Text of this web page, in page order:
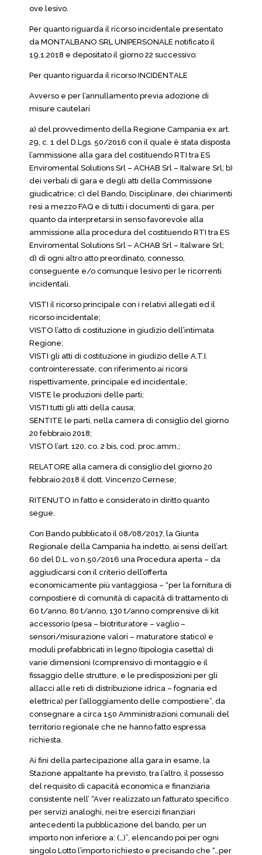
ove lesivo.
Per quanto riguarda il ricorso incidentale presentato
da MONTALBANO SRL UNIPERSONALE notificato il
19.1.2018 e depositato il giorno 22 successivo:
Per quanto riguarda il ricorso INCIDENTALE
Avverso e per l’annullamento previa adozione di
misure cautelari
a) del provvedimento della Regione Campania ex art.
29, c. 1 del D.Lgs. 50/2016 con il quale è stata disposta
l’ammissione alla gara del costituendo RTI tra ES
Enviromental Solutions Srl – ACHAB Srl – Italware Srl; b)
dei verbali di gara e degli atti della Commissione
giudicatrice; c) del Bando, Disciplinare, dei chiarimenti
resi a mezzo FAQ e di tutti i documenti di gara, per
quanto da interpretarsi in senso favorevole alla
ammissione alla procedura del costituendo RTI tra ES
Enviromental Solutions Srl – ACHAB Srl – Italware Srl;
d) di ogni altro atto preordinato, connesso,
conseguente e/o comunque lesivo per le ricorrenti
incidentali.
VISTI il ricorso principale con i relativi allegati ed il
ricorso incidentale;
VISTO l’atto di costituzione in giudizio dell’intimata
Regione;
VISTI gli atti di costituzione in giudizio delle A.T.I.
controinteressate, con riferimento ai ricorsi
rispettivamente, principale ed incidentale;
VISTE le produzioni delle parti;
VISTI tutti gli atti della causa;
SENTITE le parti, nella camera di consiglio del giorno
20 febbraio 2018;
VISTO l’art. 120, co. 2 bis, cod. proc.amm.;
RELATORE alla camera di consiglio del giorno 20
febbraio 2018 il dott. Vincenzo Cernese;
RITENUTO in fatto e considerato in diritto quanto
segue.
Con Bando pubblicato il 08/08/2017, la Giunta
Regionale della Campania ha indetto, ai sensi dell’art.
60 del D.L. vo n.50/2016 una Procedura aperta – da
aggiudicarsi con il criterio dell’offerta
economicamente più vantaggiosa – “per la fornitura di
compostiere di comunità di capacità di trattamento di
60 t/anno, 80 t/anno, 130 t/anno comprensive di kit
accessorio (pesa – biotrituratore – vaglio –
sensori/misurazione valori – maturatore statico) e
moduli prefabbricati in legno (tipologia casetta) di
varie dimensioni (comprensivo di montaggio e il
fissaggio delle strutture, e le predisposizioni per gli
allacci alle reti di distribuzione idrica – fognaria ed
elettrica) per l’alloggiamento delle compostiere”, da
consegnare a circa 150 Amministrazioni comunali del
territorio regionale che ne hanno fatto espressa
richiesta.
Ai fini della partecipazione alla gara in esame, la
Stazione appaltante ha previsto, tra l’altro, il possesso
del requisito di capacità economica e finanziaria
consistente nell’ “Aver realizzato un fatturato specifico
per servizi analoghi, nei tre esercizi finanziari
antecedenti la pubblicazione del bando, per un
importo non inferiore a: (…)”, elencando poi per ogni
singolo Lotto l’importo richiesto e precisando che “…per